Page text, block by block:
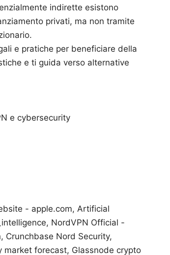
indirette esistono
privati, ma non tramite
e pratiche per beneficiare della
e ti guida verso alternative
e cybersecurity
- apple.com, Artificial
NordVPN Official -
Crunchbase Nord Security,
forecast, Glassnode crypto